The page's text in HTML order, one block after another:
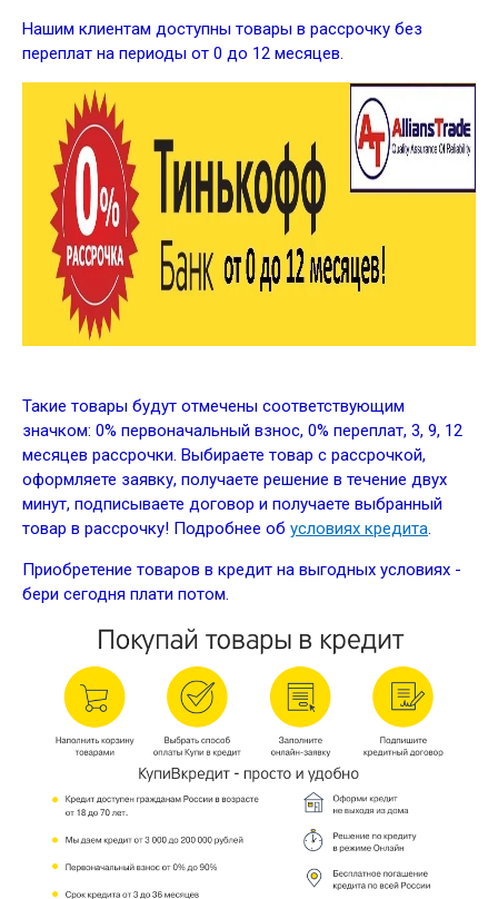
Нашим клиентам доступны товары в рассрочку без
переплат на периоды от 0 до 12 месяцев.
Такие товары будут отмечены соответствующим
значком: 0% первоначальный взнос, 0% переплат, 3, 9, 12
месяцев рассрочки. Выбираете товар с рассрочкой,
оформляете заявку, получаете решение в течение двух
минут, подписываете договор и получаете выбранный
товар в рассрочку! Подробнее об условиях кредита.
Приобретение товаров в кредит на выгодных условиях -
бери сегодня плати потом.